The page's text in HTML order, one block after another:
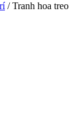
/ Tranh hoa treo